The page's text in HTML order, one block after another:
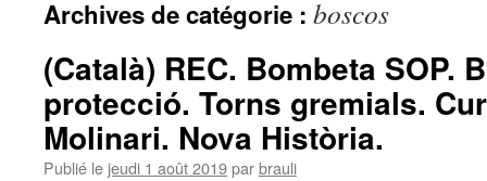
Archives de catégorie : boscos
(Català) REC. Bombeta SOP.
protecció. Torns gremials.
Molinari. Nova Història.
Publié le jeudi 1 août 2019parbrauli